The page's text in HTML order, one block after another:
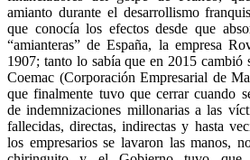
amianto durante el desarrollismo
que conocía los efectos desde que
“amianteras” de España, la empresa
1907; tanto lo sabía que en 2015 cambió
Coemac (Corporación Empresarial de
que finalmente tuvo que cerrar cuando
de indemnizaciones millonarias a las
fallecidas, directas, indirectas y hasta
los empresarios se lavaron las manos,